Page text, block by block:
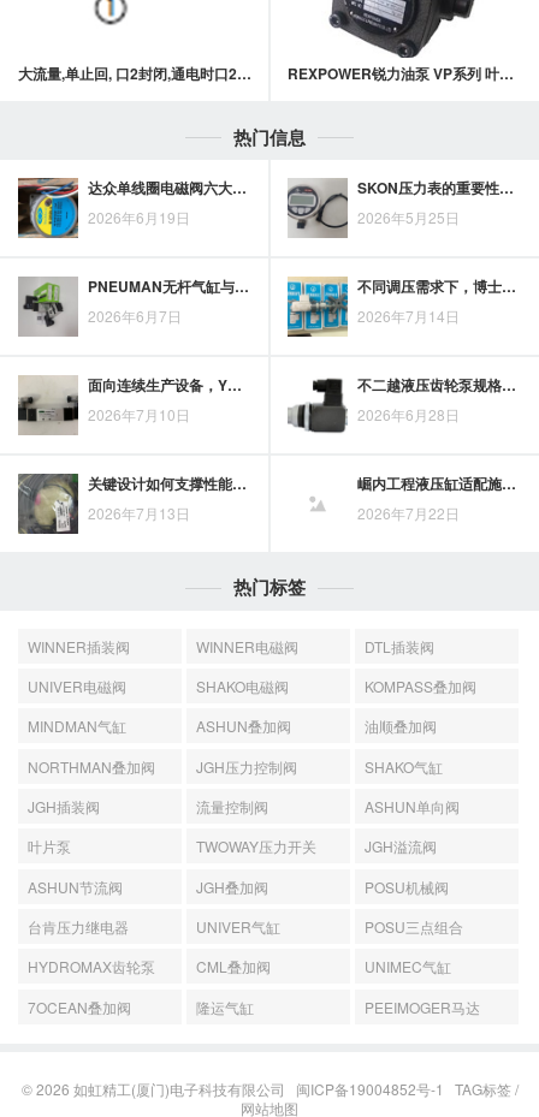
大流量,单止回, 口2封闭,通电时口2通口1常闭型提动轴型电磁方向阀 REXPOWER锐力油泵 VP系列 叶片泵
热门信息
达众单线圈电磁阀六大优势：为系统设计提供稳定控制思路
2026年6月19日
SKON压力表的重要性：为何每个行业都不能忽视它
2026年5月25日
PNEUMAN无杆气缸与伺服电机配合，实现精密位移控制思路
2026年6月7日
不同调压需求下，博士力士乐比例式减压阀与普通减压阀的控制方式及应用边界
2026年7月14日
面向连续生产设备，YUKEN叶片泵的供油稳定与效率关注点
2026年7月10日
不二越液压齿轮泵规格与性能表现，重点看哪些关键参数
2026年6月28日
关键设计如何支撑性能表现？华德液压阀的技术优势解析
2026年7月13日
崛内工程液压缸适配施工设备，需统筹评估负载、速度与动作频率
2026年7月22日
热门标签
WINNER插装阀 WINNER电磁阀
DTL插装阀
UNIVER电磁阀
SHAKO电磁阀
KOMPASS叠加阀
MINDMAN气缸
ASHUN叠加阀
油顺叠加阀
NORTHMAN叠加阀
JGH压力控制阀
SHAKO气缸
JGH插装阀
流量控制阀
ASHUN单向阀
叶片泵
TWOWAY压力开关
JGH溢流阀
ASHUN节流阀
JGH叠加阀
POSU机械阀
台肯压力继电器
UNIVER气缸
POSU三点组合
HYDROMAX齿轮泵
CML叠加阀
UNIMEC气缸
7OCEAN叠加阀
隆运气缸 PEEIMOGER马达
© 2026 如虹精工(厦门)电子科技有限公司 闽ICP备19004852号-1 TAG标签/
网站地图